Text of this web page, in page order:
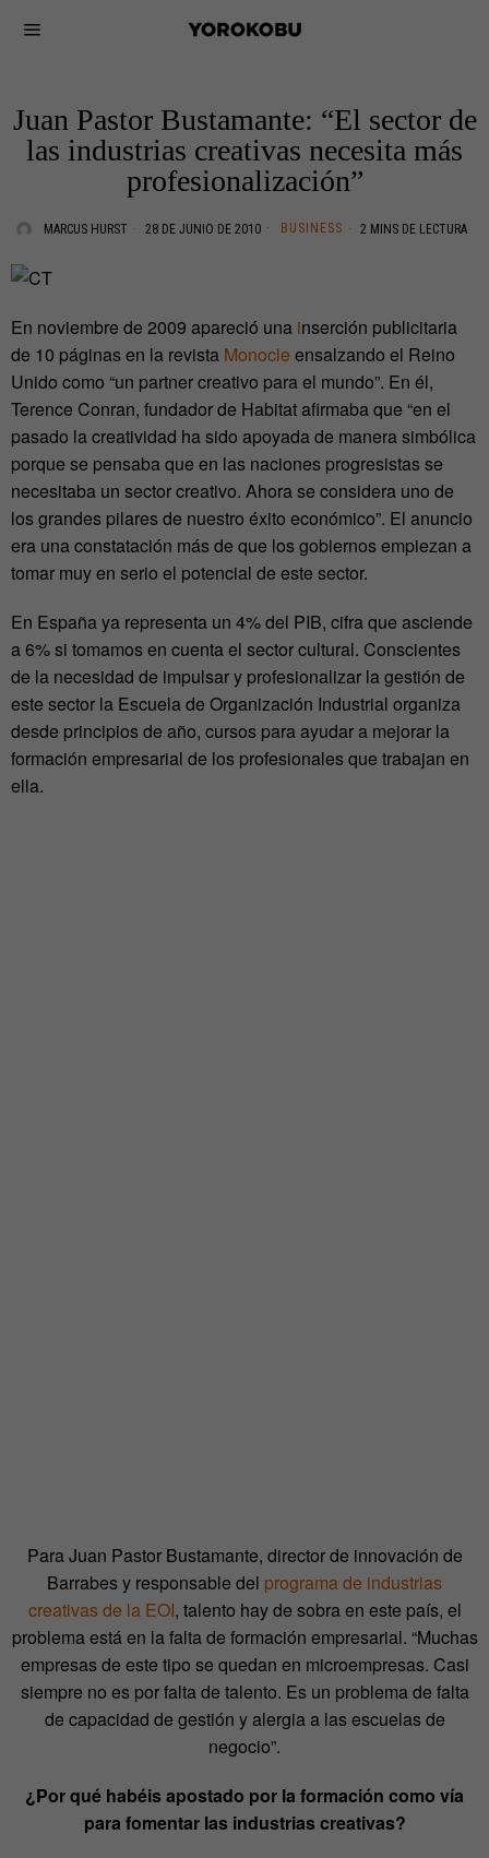
Juan Pastor Bustamante: “El sector de
las industrias creativas necesita más
profesionalización”
MARCUS HURST 28 DE JUNIO DE 2010 BUSINESS 2 MINS DE LECTURA
En noviembre de 2009 apareció una inserción publicitaria
de 10 páginas en la revista Monocle ensalzando el Reino
Unido como “un partner creativo para el mundo”. En él,
Terence Conran, fundador de Habitat afirmaba que “en el
pasado la creatividad ha sido apoyada de manera simbólica
porque se pensaba que en las naciones progresistas se
necesitaba un sector creativo. Ahora se considera uno de
los grandes pilares de nuestro éxito económico”. El anuncio
era una constatación más de que los gobiernos empiezan a
tomar muy en serio el potencial de este sector.
En España ya representa un 4% del PIB, cifra que asciende
a 6% si tomamos en cuenta el sector cultural. Conscientes
de la necesidad de impulsar y profesionalizar la gestión de
este sector la Escuela de Organización Industrial organiza
desde principios de año, cursos para ayudar a mejorar la
formación empresarial de los profesionales que trabajan en
ella.
Para Juan Pastor Bustamante, director de innovación de
Barrabes y responsable del programa de industrias
creativas de la EOI, talento hay de sobra en este país, el
problema está en la falta de formación empresarial. “Muchas
empresas de este tipo se quedan en microempresas. Casi
siempre no es por falta de talento. Es un problema de falta
de capacidad de gestión y alergia a las escuelas de
negocio”.
¿Por qué habéis apostado por la formación como vía
para fomentar las industrias creativas?